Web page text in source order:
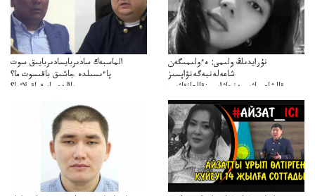
الماسبەك سادىربايسادىربايىق سوت
پاءىسىلدە جاشىق باقىسوت ما؟
پاالدەجابىقباقىلاۋما؟
نۇرايدىڭ ولىمى: ەءولىمىگەن
شاعەلەنبەگەنۋاپسىز
قالشاعىماۋىپمەنجاۋاپسىزقالعانقاۋىپ